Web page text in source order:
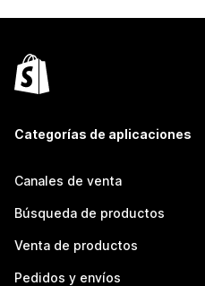
Categorías de aplicaciones
Canales de venta
Búsqueda de productos
Venta de productos
Pedidos y envíos